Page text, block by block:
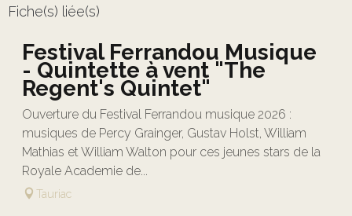
Fiche(s) liée(s)
Festival Ferrandou Musique
- Quintette à vent "The
Regent's Quintet"
Ouverture du Festival Ferrandou musique 2026 :
musiques de Percy Grainger, Gustav Holst, William
Mathias et William Walton pour ces jeunes stars de la
Royale Academie de...
Tauriac